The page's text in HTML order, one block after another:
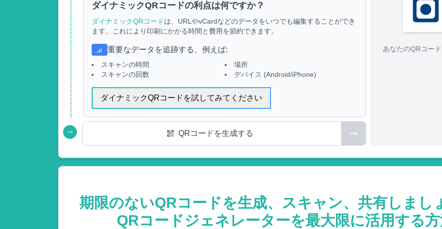
ダイナミックQRコードの利点は何ですか？
ダイナミックQRコードは、URLやvCardなどのデータをいつでも編集することができ
ます。これにより印刷にかかる時間と費用を節約できます。
重要なデータを追跡する、例えば:
スキャンの時間
場所
スキャンの回数
デバイス (Android/iPhone)
ダイナミックQRコードを試してみてください
QRコードを生成する
あなたのQRコー
期限のないQRコードを生成、スキャン、共有しまし
QRコードジェネレーターを最大限に活用する